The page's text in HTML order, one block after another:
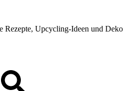
Rezepte, Upcycling-Ideen und Deko